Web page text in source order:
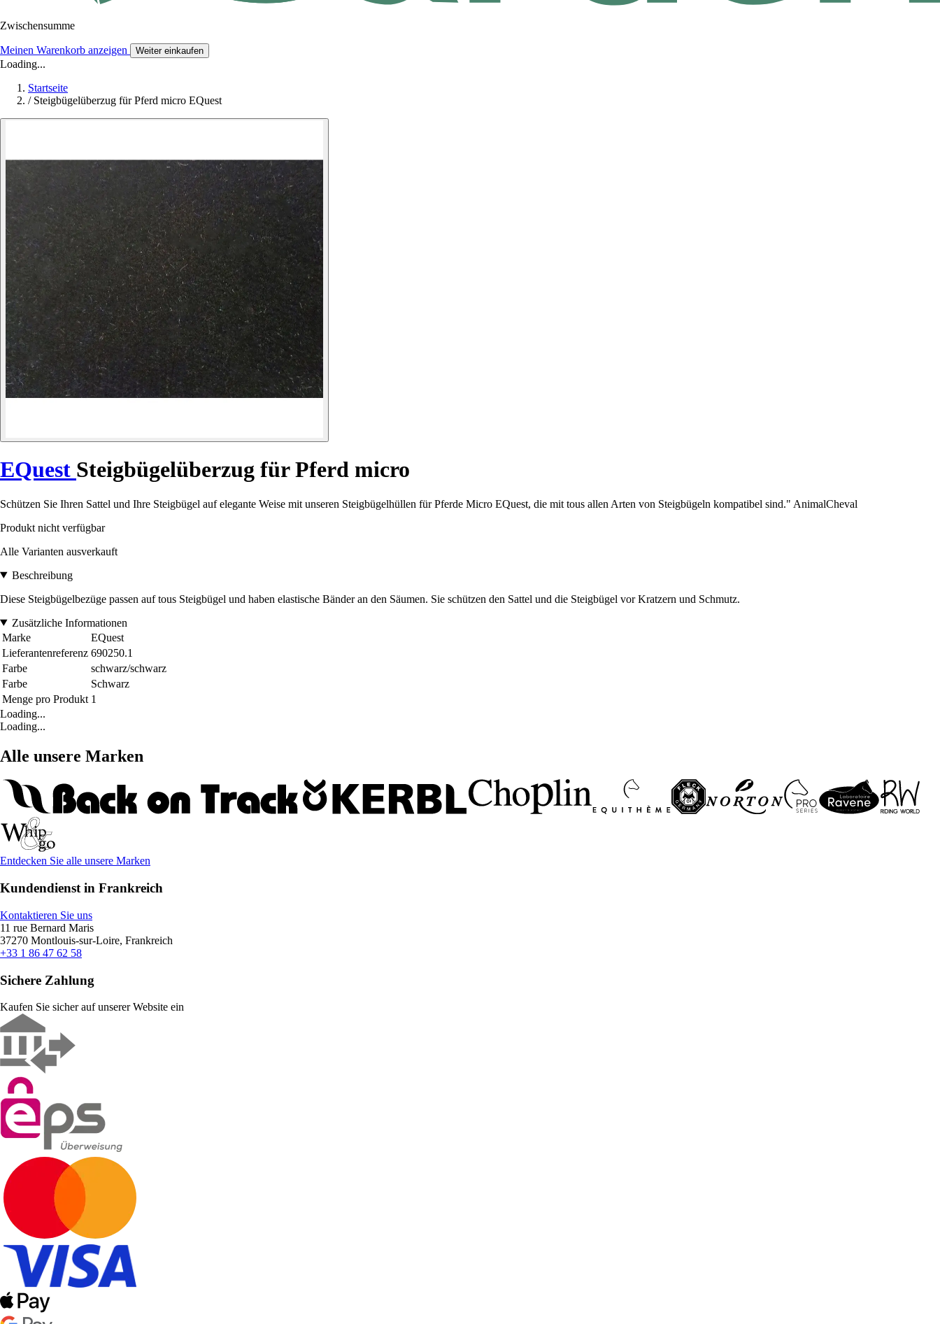
Zwischensumme
Meinen Warenkorb anzeigen Weiter einkaufen
Loading...
Startseite
/ Steigbügelüberzug für Pferd micro EQuest
EQuest Steigbügelüberzug für Pferd micro
Schützen Sie Ihren Sattel und Ihre Steigbügel auf elegante Weise mit unseren Steigbügelhüllen für Pferde Micro EQuest, die mit tous allen Arten von Steigbügeln kompatibel sind." AnimalCheval
Produkt nicht verfügbar
Alle Varianten ausverkauft
Beschreibung
Diese Steigbügelbezüge passen auf tous Steigbügel und haben elastische Bänder an den Säumen. Sie schützen den Sattel und die Steigbügel vor Kratzern und Schmutz.
Zusätzliche Informationen
Marke
EQuest
Lieferantenreferenz 690250.1
Farbe
schwarz/schwarz
Farbe
Schwarz
Menge pro Produkt 1
Loading...
Loading...
Alle unsere Marken
Entdecken Sie alle unsere Marken
Kundendienst in Frankreich
Kontaktieren Sie uns
11 rue Bernard Maris
37270 Montlouis-sur-Loire, Frankreich
+33 1 86 47 62 58
Sichere Zahlung
Kaufen Sie sicher auf unserer Website ein